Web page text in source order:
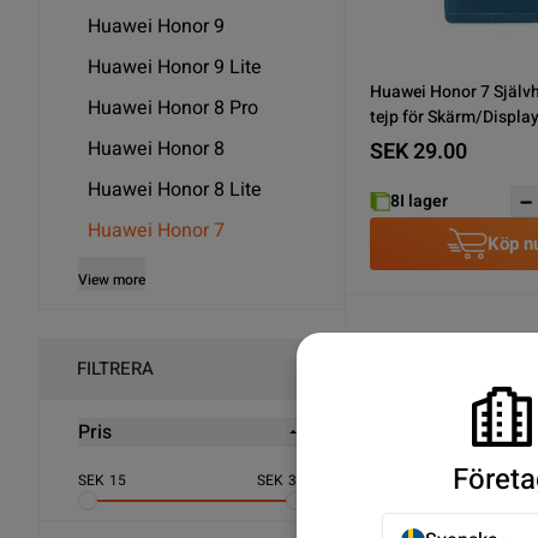
Huawei Honor 9
Huawei Honor 9 Lite
Huawei Honor 8 Pro
Huawei Honor 8
Huawei Honor 8 Lite
Huawei Honor 7
View more
FILTRERA
Pris
SEK 15 SEK 32
Huawei Honor 7
tejp för Skärm/Display
SEK 29.00
8I lager
Köp